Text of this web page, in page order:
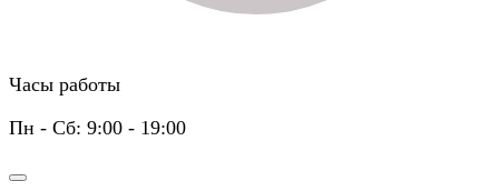
Часы работы
Пн - Сб: 9:00 - 19:00